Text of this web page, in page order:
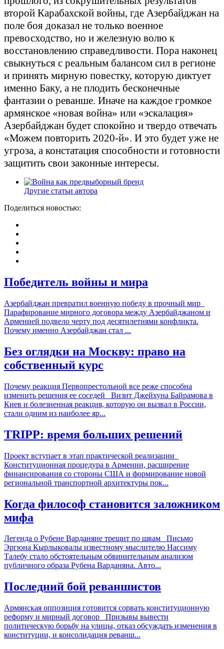
второй Карабахской войны, где Азербайджан на
поле боя доказал не только военное
превосходство, но и железную волю к
восстановлению справедливости. Пора наконец
свыкнуться с реальным балансом сил в регионе
и принять мирную повестку, которую диктует
именно Баку, а не плодить бесконечные
фантазии о реванше. Иначе на каждое громкое
армянское «новая война» или «эскалация»
Азербайджан будет спокойно и твердо отвечать
«Можем повторить 2020-й». И это будет уже не
угроза, а констатация способности и готовности
защитить свои законные интересы.
Другие статьи автора
Поделиться новостью:
Победитель войны и мира
Азербайджан превратил военную победу в прочный мир
Парафирование мирного договора между Азербайджаном и
Арменией подвело черту под десятилетиями конфликта.
Почему именно Азербайджан стал ...
Без оглядки на Москву: право на
собственный курс
Почему реакция Первопрестольной все реже способна
изменить решения ее соседей Визит Джейхуна Байрамова в
Киев и болезненная реакция, которую он вызвал в России,
стали одним из наиболее яр...
TRIPP: время больших решений
Проект вступает в этап практической реализации
Конституционная процедура в Армении, расширение
финансирования со стороны США и формирование новой
региональной транспортной архитектуры пок...
Когда философ становится заложником
мифа
Легенда о Рубене Варданяне трещит по швам Письмо
Эргюна Кырлыковалы известному мыслителю Нассиму
Талебу стало обстоятельным обвинительным анализом
публичного образа Рубена Варданяна. Авто...
Последний бой реваншистов
Армянская оппозиция готовится сорвать конституционную
реформу и мирный договор Призывы вывести
политическую борьбу на улицы, отказ обсуждать изменения в
конституции, и консолидация реванш...